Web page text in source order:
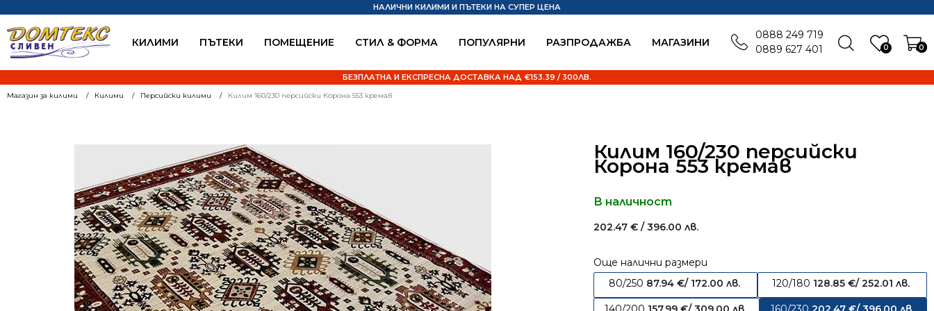
КИЛИМИ ПЪТЕКИ ПОМЕЩЕНИЕ СТИЛ & ФОРМА ПОПУЛЯРНИ РАЗПРОДАЖБА MАГАЗИНИ 0 0
НАЛИЧНИ КИЛИМИ И ПЪТЕКИ НА СУПЕР ЦЕНА
БЕЗПЛАТНА И ЕКСПРЕСНА ДОСТАВКА НАД €153.39 / 300ЛВ.
0888 249 719
0889 627 401
Магазин за килими Килими Персийски килими Килим 160/230 персийски Корона 553 кремав
Килим 160/230 персийски
Корона 553 кремав
В наличност
202.47€ / 396.00 лв.
Още налични размери
80/250 87.94€/ 172.00 лв. 120/180 128.85€/ 252.01 лв.